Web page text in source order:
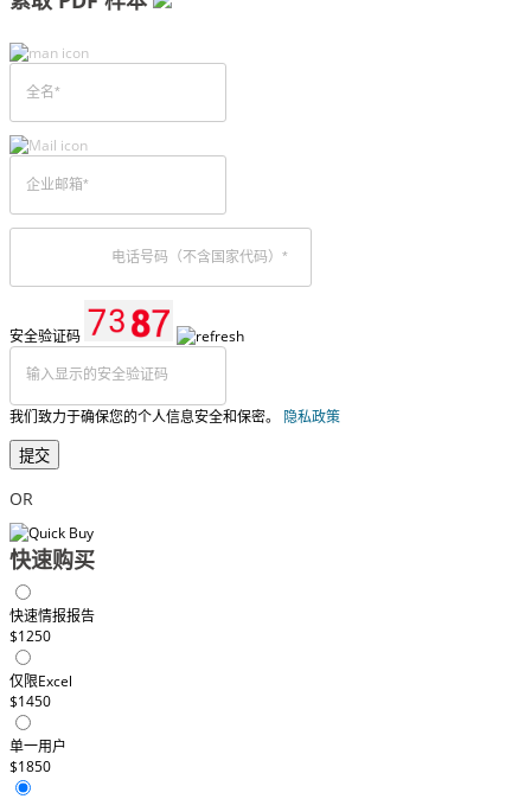
安全验证码
我们致力于确保您的个人信息安全和保密。 隐私政策
提交
OR
快速购买
快速情报报告
$1250
仅限Excel
$1450
单一用户
$1850